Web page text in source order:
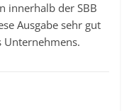
innerhalb der SBB
Ausgabe sehr gut
Unternehmens.